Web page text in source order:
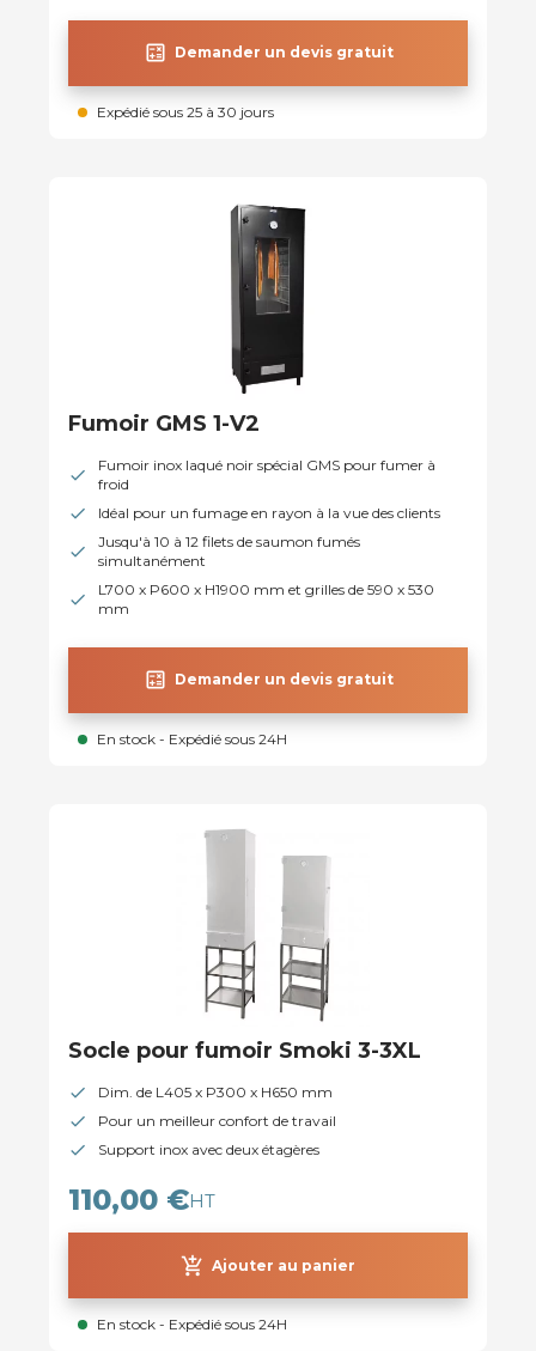
calculate Demander un devis gratuit
Expédié sous 25 à 30 jours
Fumoir GMS 1-V2
Fumoir inox laqué noir spécial GMS pour fumer à
froid
Idéal pour un fumage en rayon à la vue des clients
Jusqu'à 10 à 12 filets de saumon fumés
simultanément
L700 x P600 x H1900 mm et grilles de 590 x 530
mm
calculate Demander un devis gratuit
En stock - Expédié sous 24H
Socle pour fumoir Smoki 3-3XL
Dim. de L405 x P300 x H650 mm
Pour un meilleur confort de travail
Support inox avec deux étagères
110,00 €HT
add_shopping_cart Ajouter au panier
En stock - Expédié sous 24H